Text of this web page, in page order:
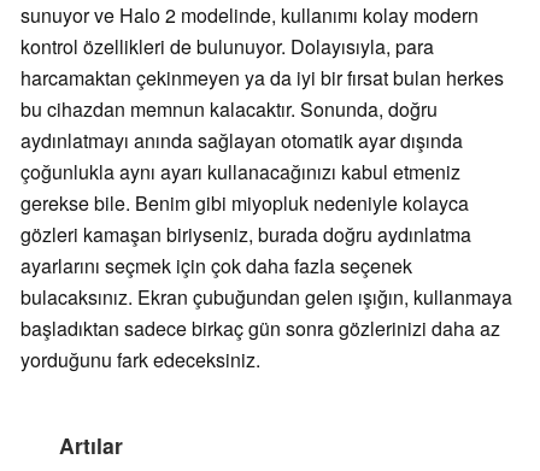
sunuyor ve Halo 2 modelinde, kullanımı kolay modern
kontrol özellikleri de bulunuyor. Dolayısıyla, para
harcamaktan çekinmeyen ya da iyi bir fırsat bulan herkes
bu cihazdan memnun kalacaktır. Sonunda, doğru
aydınlatmayı anında sağlayan otomatik ayar dışında
çoğunlukla aynı ayarı kullanacağınızı kabul etmeniz
gerekse bile. Benim gibi miyopluk nedeniyle kolayca
gözleri kamaşan biriyseniz, burada doğru aydınlatma
ayarlarını seçmek için çok daha fazla seçenek
bulacaksınız. Ekran çubuğundan gelen ışığın, kullanmaya
başladıktan sadece birkaç gün sonra gözlerinizi daha az
yorduğunu fark edeceksiniz.
Artılar